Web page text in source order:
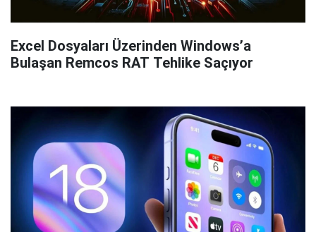
Excel Dosyaları Üzerinden Windows’a
Bulaşan Remcos RAT Tehlike Saçıyor